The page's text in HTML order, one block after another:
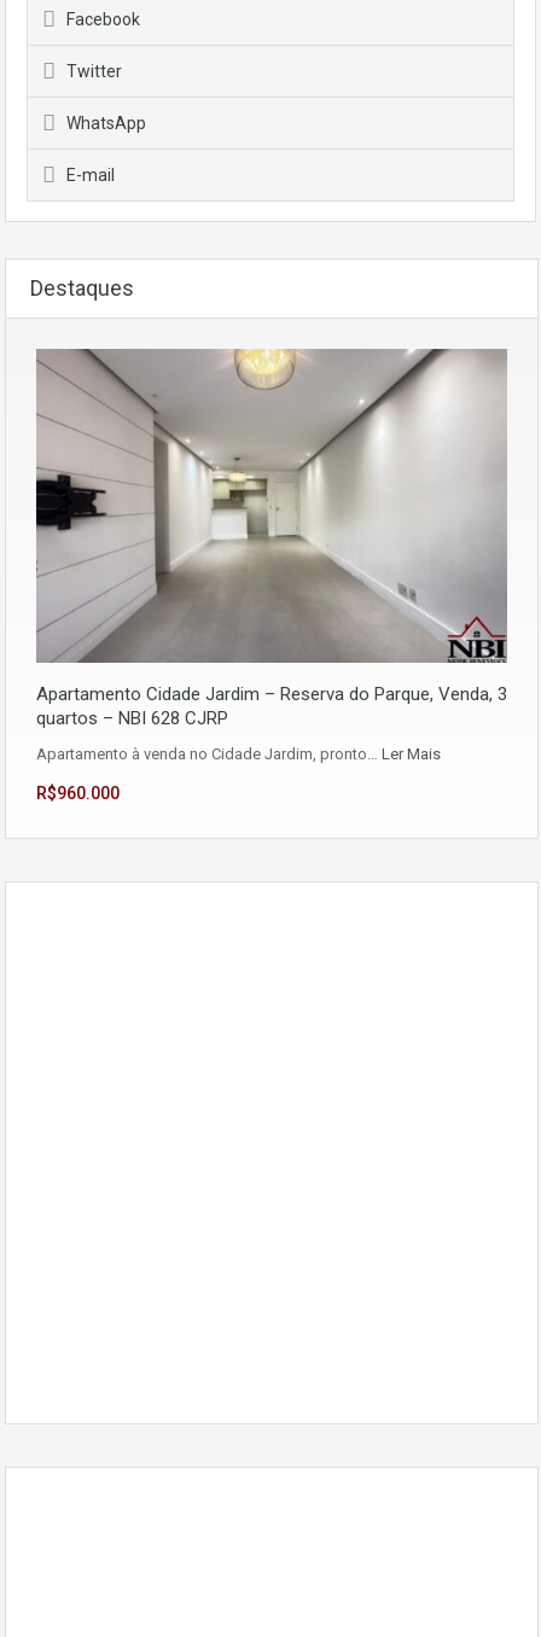
Facebook
Twitter
WhatsApp
E-mail
Destaques
Apartamento Cidade Jardim – Reserva do Parque, Venda, 3
quartos – NBI 628 CJRP
Apartamento à venda no Cidade Jardim, pronto… Ler Mais
R$960.000